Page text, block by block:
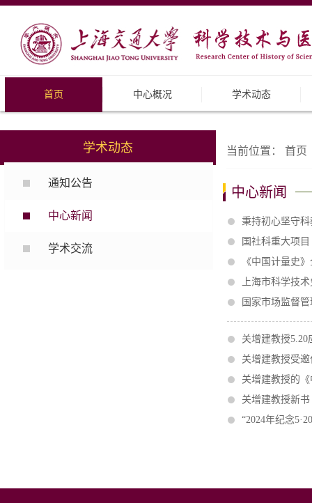
首页 中心概况 学术动态
学术动态
通知公告
中心新闻
学术交流
当前位置： 首页
中心新闻
秉持初心坚守
国社科重大项
《中国计量史
上海市科学技
国家市场监督
关增建教授
关增建教授受
关增建教授的
关增建教授新
“2024年纪念